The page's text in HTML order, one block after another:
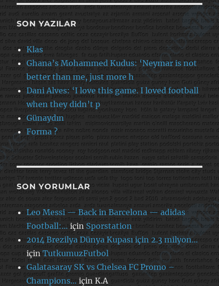
SON YAZILAR
Klas
Ghana’s Mohammed Kudus: ‘Neymar is not
better than me, just more h
Dani Alves: ‘I love this game. I loved football
when they didn’t p
Günaydın
Forma ?
SON YORUMLAR
Leo Messi — Back in Barcelona — adidas
Football:…için Sporstation
2014 Brezilya Dünya Kupası için 2.3 milyon…
içinTutkumuzFutbol
Galatasaray SK vs Chelsea FC Promo –
Champions…içinK.A